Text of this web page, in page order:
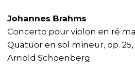
Johannes Brahms
Concerto pour violon en ré
Quatuor en sol mineur, op.
Arnold Schoenberg